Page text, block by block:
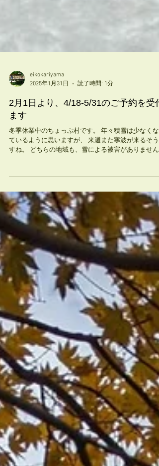
eikokariyama
2月1日より、4/18-5/31のご予約を受付
冬季休業中のちょっぷ村です。 年々積雪は少なくな
ているように思いますが、 来週また寒波が来るそう
すね。 どちらの地域も、雪による被害がありません
うに。。 *************************** 今年も雪が溶けて、
春が来るであろう4月18日より営業を再開...